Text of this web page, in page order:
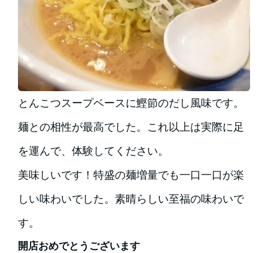
とんこつスープベースに鰹節のだし風味です。
麺との相性が最高でした。これ以上は実際に足
を運んで、体験してください。
美味しいです！特盛の麺増量でも一口一口が楽
しい味わいでした。素晴らしい至福の味わいで
す。
開店おめでとうございます